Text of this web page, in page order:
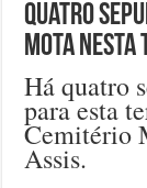
Quatro
Mota
Há quatro
para esta
Cemitério
Assis.